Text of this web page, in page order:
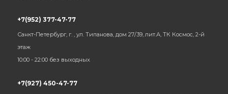
+7(952) 377-47-77
Санкт-Петербург, г. , ул. Типанова, дом 27/39, лит.А, ТК Космос, 2-й
этаж
10:00 - 22:00 без выходных
+7(927) 450-47-77